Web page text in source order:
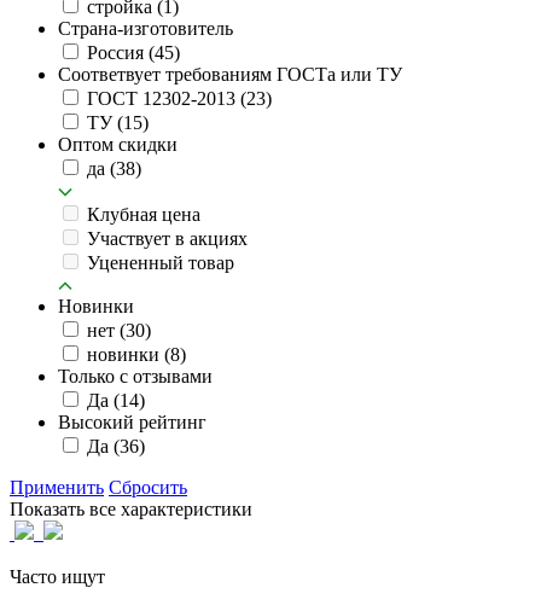
стройка (1)
Страна-изготовитель
Россия (45)
Соответвует требованиям ГОСТа или ТУ
ГОСТ 12302-2013 (23)
ТУ(15)
Оптом скидки
да (38)
Клубная цена
Участвует в акциях
Уцененный товар
Новинки
нет (30)
новинки (8)
Только с отзывами
Да (14)
Высокий рейтинг
Да (36)
Применить Сбросить
Показать все характеристики
Часто ищут